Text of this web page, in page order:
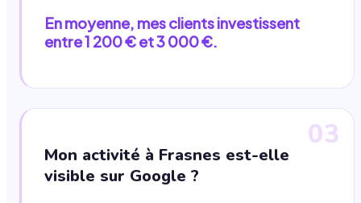
En moyenne, mes clients investissent
entre 1 200 € et 3 000 €.
03
Mon activité à Frasnes est-elle
visible sur Google ?